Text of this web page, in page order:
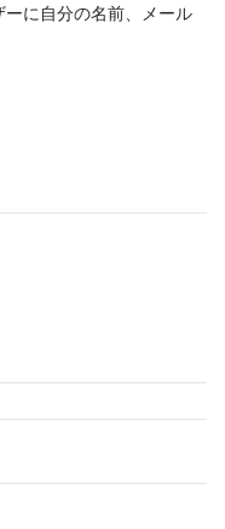
に自分の名前、メール